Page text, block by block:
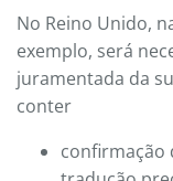
No Reino Unido,
exemplo, será
juramentada da
conter
confirmação